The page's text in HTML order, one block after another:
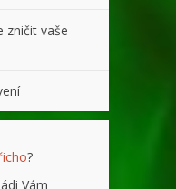
zničit vaše
?
Vám